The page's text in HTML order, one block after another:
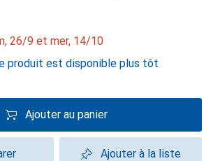
26/9 et mer, 14/10
produit est disponible plus tôt
Ajouter au panier
Ajouter à la liste